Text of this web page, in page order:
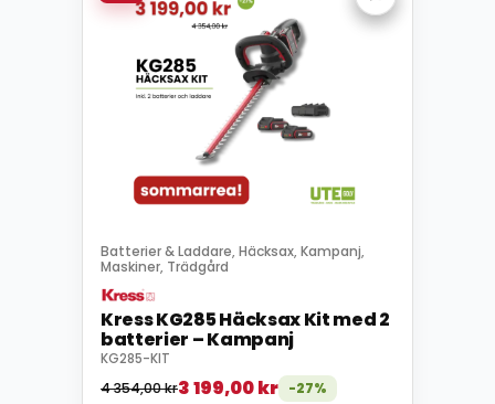
Batterier & Laddare, Häcksax, Kampanj,
Maskiner, Trädgård
Kress KG285 Häcksax Kit med 2
batterier – Kampanj
KG285-KIT
4 354,00kr3 199,00kr -27%